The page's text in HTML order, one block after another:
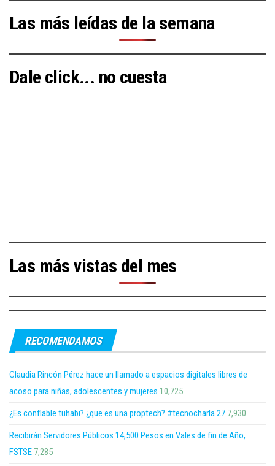
Las más leídas de la semana
Dale click... no cuesta
Las más vistas del mes
RECOMENDAMOS
Claudia Rincón Pérez hace un llamado a espacios digitales libres de
acoso para niñas, adolescentes y mujeres 10,725
¿Es confiable tuhabi? ¿que es una proptech? #tecnocharla 27 7,930
Recibirán Servidores Públicos 14,500 Pesos en Vales de fin de Año,
FSTSE 7,285